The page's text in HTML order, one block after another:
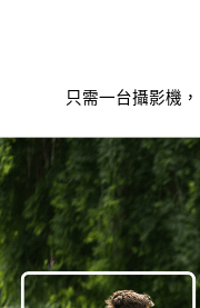
只需一台攝影機